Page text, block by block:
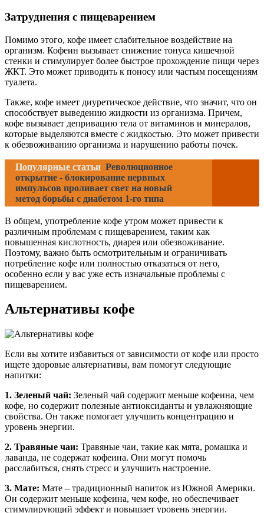
Затруднения с пищеварением
Помимо этого, кофе имеет слабительное воздействие на
организм. Кофеин вызывает снижение тонуса кишечной
стенки и стимулирует более быстрое прохождение пищи через
ЖКТ. Это может приводить к поносу или частым посещениям
туалета.
Также, кофе имеет диуретическое действие, что значит, что он
способствует выведению жидкости из организма. Причем,
кофе вызывает депривацию тела от витаминов и минералов,
которые выделяются вместе с жидкостью. Это может привести
к обезвоживанию организма и нарушению работы почек.
Популярные статьи Революционное
открытие - блокирование нервных
импульсов проливает свет на новый
метод борьбы с диабетом 1-го типа
В общем, употребление кофе утром может привести к
различным проблемам с пищеварением, таким как
повышенная кислотность, диарея или обезвоживание.
Поэтому, важно быть осмотрительным и ограничивать
потребление кофе или полностью отказаться от него,
особенно если у вас уже есть изначальные проблемы с
пищеварением.
Альтернативы кофе
Если вы хотите избавиться от зависимости от кофе или просто
ищете здоровые альтернативы, вам помогут следующие
напитки:
1. Зеленый чай: Зеленый чай содержит меньше кофеина, чем
кофе, но содержит полезные антиоксиданты и увлажняющие
свойства. Он также помогает улучшить концентрацию и
уровень энергии.
2. Травяные чаи: Травяные чаи, такие как мята, ромашка и
лаванда, не содержат кофеина. Они могут помочь
расслабиться, снять стресс и улучшить настроение.
3. Мате: Мате – традиционный напиток из Южной Америки.
Он содержит меньше кофеина, чем кофе, но обеспечивает
стимулирующий эффект и повышает уровень энергии.